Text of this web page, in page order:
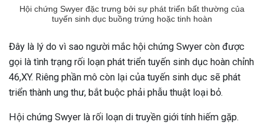
Sau Sinh Có Tự Khỏi
Thông Tin Cần Biết
sau sinh là tình trạng viêm da
Hội chứng Swyer đặc trưng bởi sự phát triển bất thường của
tuyến sinh dục buồng trứng hoặc tinh hoàn
Đây là lý do vì sao người mắc hội chứng Swyer còn được
gọi là tình trạng rối loạn phát triển tuyến sinh dục hoàn chỉnh
46,XY. Riêng phần mô còn lại của tuyến sinh dục sẽ phát
triển thành ung thư, bắt buộc phải phẫu thuật loại bỏ.
Hội chứng Swyer là rối loạn di truyền giới tính hiếm gặp.